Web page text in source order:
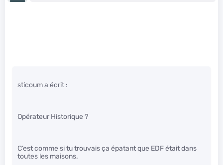
sticoum a écrit :
Opérateur Historique ?
C’est comme si tu trouvais ça épatant que EDF était dans
toutes les maisons.